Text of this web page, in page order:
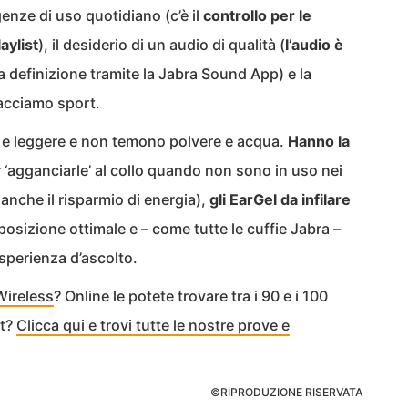
di uso quotidiano (c’è il controllo per le
), il desiderio di un audio di qualità (l’audio è
definizione tramite la Jabra Sound App) e la
sport.
leggere e non temono polvere e acqua. Hanno la
al collo quando non sono in uso nei
il risparmio di energia), gli EarGel da infilare
ottimale e – come tutte le cuffie Jabra –
d’ascolto.
? Online le potete trovare tra i 90 e i 100
Clicca qui e trovi tutte le nostre prove e
©RIPRODUZIONE RISERVATA